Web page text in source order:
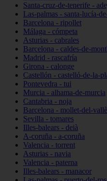
Santa-cruz-de-tenerife -
Las-palmas - santa-lucía-
Barcelona - ripollet
Málaga - cómpeta
Asturias - cabrales
Barcelona - caldes-de-
Madrid - rascafría
Girona - calonge
Castellón - castelló-de-la-
Pontevedra - tui
Murcia - alhama-de-murcia
Cantabria - noja
Barcelona - mollet-del-
Sevilla - tomares
Illes-balears - deià
A-coruña - a-coruña
Valencia - torrent
Asturias - navia
Valencia - paterna
Illes-balears - manacor